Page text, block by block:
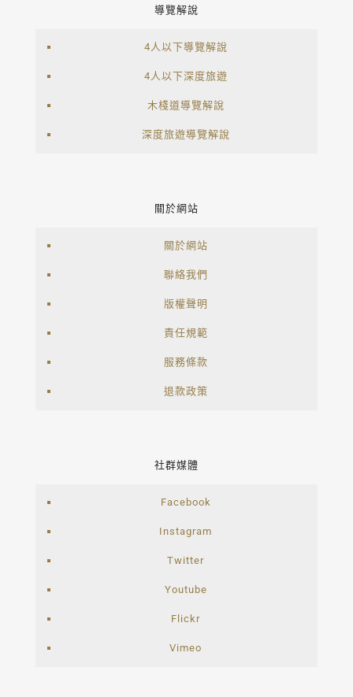
導覽解說
4人以下導覽解說
4人以下深度旅遊
木棧道導覽解說
深度旅遊導覽解說
關於網站
關於網站
聯絡我們
版權聲明
責任規範
服務條款
退款政策
社群媒體
Facebook
Instagram
Twitter
Youtube
Flickr
Vimeo